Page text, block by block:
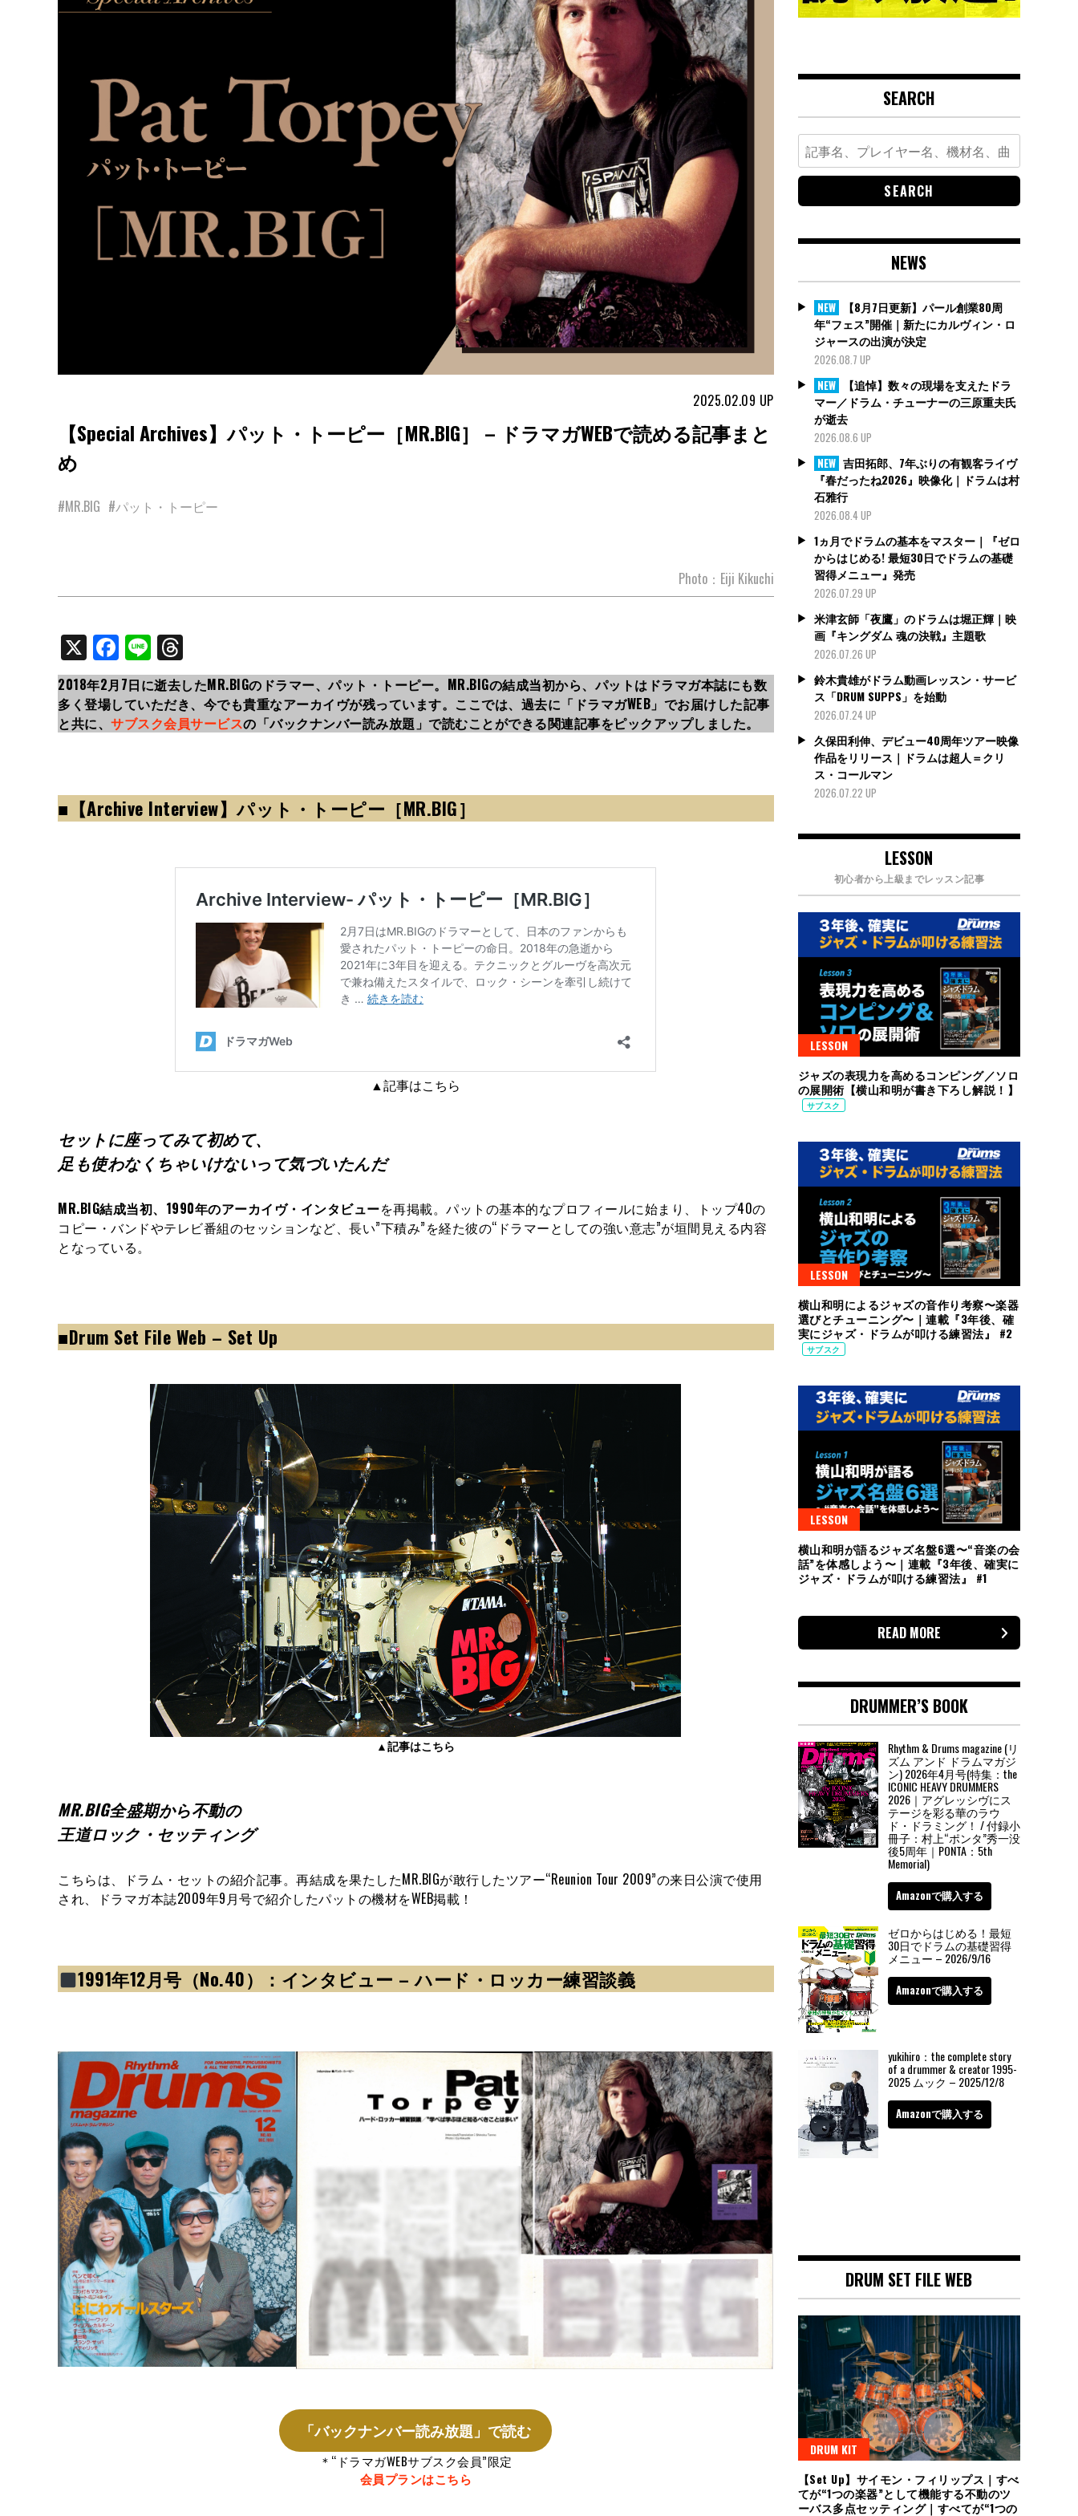
2025.02.09 UP
【Special Archives】パット・トーピー［MR.BIG］ – ドラマガWEBで読める記事まと
め
#MR.BIG #パット・トーピー
Photo：Eiji Kikuchi
X Facebook
Line
2018年2月7日に逝去したMR.BIGのドラマー、パット・トーピー。MR.BIGの結成当初から、パットはドラマガ本誌にも数
多く登場していただき、今でも貴重なアーカイヴが残っています。ここでは、過去に「ドラマガWEB」でお届けした記事
と共に、 サブスク会員サービスの「バックナンバー読み放題」で読むことができる関連記事をピックアップしました。
■ 【Archive Interview】パット・トーピー［MR.BIG］
▲記事はこちら
セットに座ってみて初めて、
足も使わなくちゃいけないって気づいたんだ
MR.BIG結成当初、1990年のアーカイヴ・インタビューを再掲載。パットの基本的なプロフィールに始まり、トップ40の
コピー・バンドやテレビ番組のセッションなど、長い”下積み”を経た彼の“ドラマーとしての強い意志”が垣間見える内容
となっている。
■Drum Set File Web – Set Up
▲記事はこちら
MR.BIG全盛期から不動の
王道ロック・セッティング
こちらは、ドラム・セットの紹介記事。再結成を果たしたMR.BIGが敢行したツアー“Reunion Tour 2009”の来日公演で使用
され、ドラマガ本誌2009年9月号で紹介したパットの機材をWEB掲載！
1991年12月号（No.40）：インタビュー – ハード・ロッカー練習談義
「バックナンバー読み放題」で読む
＊“ドラマガWEBサブスク会員”限定
会員プランはこちら
SEARCH
Search
for:
NEWS
NEW
【8月7日更新】パール創業80周
年“フェス”開催｜新たにカルヴィン・ロ
ジャースの出演が決定
2026.08.7 UP
NEW
【追悼】数々の現場を支えたドラ
マー／ドラム・チューナーの三原重夫氏
が逝去
2026.08.6 UP
NEW 吉田拓郎、7年ぶりの有観客ライヴ
『春だったね2026』映像化｜ドラムは村
石雅行
2026.08.4 UP
1ヵ月でドラムの基本をマスター｜『ゼロ
からはじめる! 最短30日でドラムの基礎
習得メニュー』発売
2026.07.29 UP
米津玄師「夜鷹」のドラムは堀正輝｜映
画『キングダム 魂の決戦』主題歌
2026.07.26 UP
鈴木貴雄がドラム動画レッスン・サービ
ス「DRUM SUPPS」を始動
2026.07.24 UP
久保田利伸、デビュー40周年ツアー映像
作品をリリース｜ドラムは超人＝クリ
ス・コールマン
2026.07.22 UP
LESSON
初心者から上級までレッスン記事
LESSON
ジャズの表現力を高めるコンピング／ソロ
の展開術【横山和明が書き下ろし解説！】
サブスク
LESSON
横山和明によるジャズの音作り考察〜楽器
選びとチューニング〜｜連載『3年後、確
実にジャズ・ドラムが叩ける練習法』 #2
サブスク
LESSON
横山和明が語るジャズ名盤6選〜“音楽の会
話”を体感しよう〜｜連載『3年後、確実に
ジャズ・ドラムが叩ける練習法』 #1
READ MORE
DRUMMER’S BOOK
Rhythm & Drums magazine (リ
ズム アンド ドラムマガジ
ン) 2026年4月号(特集：the
ICONIC HEAVY DRUMMERS
2026｜アグレッシヴにス
テージを彩る華のラウ
ド・ドラミング！ / 付録小
冊子：村上“ポンタ”秀一没
後5周年｜PONTA：5th
Memorial)
Amazonで購入する
ゼロからはじめる！最短
30日でドラムの基礎習得
メニュー – 2026/9/16
Amazonで購入する
yukihiro：the complete story
of a drummer & creator 1995-
2025 ムック – 2025/12/8
Amazonで購入する
DRUM SET FILE WEB
DRUM KIT
【Set Up】サイモン・フィリップス｜すべ
てが“1つの楽器”として機能する不動のツ
ーバス多点セッティング｜すべてが“1つの